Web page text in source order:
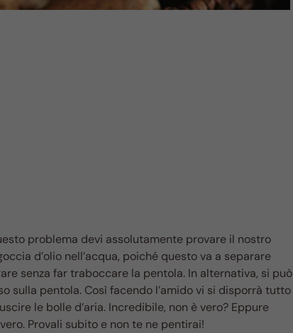
problema devi assolutamente provare il nostro
d’olio nell’acqua, poiché questo va a separare
senza far traboccare la pentola. In alternativa, si può
sulla pentola. Così facendo l’amido vi si disporrà tutto
le bolle d’aria. Incredibile, non è vero? Eppure
Provali subito e non te ne pentirai!